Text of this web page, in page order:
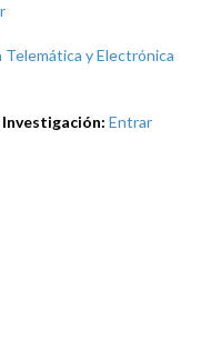
Telemática y Electrónica
Entrar